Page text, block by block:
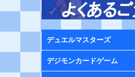
デュエルマスターズ
デジモンカードゲーム